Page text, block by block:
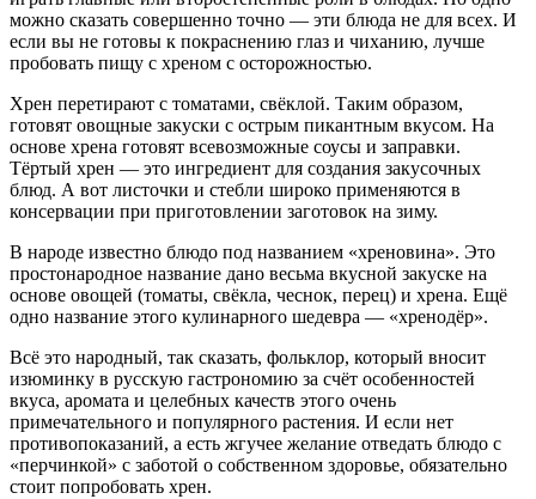
можно сказать совершенно точно — эти блюда не для всех. И
если вы не готовы к покраснению глаз и чиханию, лучше
пробовать пищу с хреном с осторожностью.
Хрен перетирают с томатами, свёклой. Таким образом,
готовят овощные закуски с острым пикантным вкусом. На
основе хрена готовят всевозможные соусы и заправки.
Тёртый хрен — это ингредиент для создания закусочных
блюд. А вот листочки и стебли широко применяются в
консервации при приготовлении заготовок на зиму.
В народе известно блюдо под названием «хреновина». Это
простонародное название дано весьма вкусной закуске на
основе овощей (томаты, свёкла, чеснок, перец) и хрена. Ещё
одно название этого кулинарного шедевра — «хренодёр».
Всё это народный, так сказать, фольклор, который вносит
изюминку в русскую гастрономию за счёт особенностей
вкуса, аромата и целебных качеств этого очень
примечательного и популярного растения. И если нет
противопоказаний, а есть жгучее желание отведать блюдо с
«перчинкой» с заботой о собственном здоровье, обязательно
стоит попробовать хрен.